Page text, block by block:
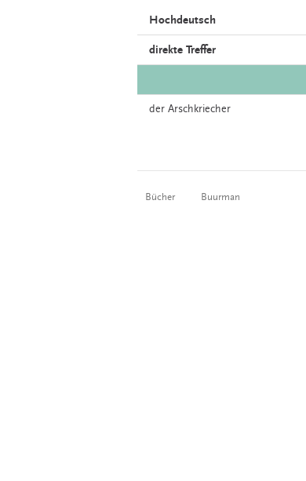
Hochdeutsch
direkte Treffer
der Arschkriecher
Bücher Buurman